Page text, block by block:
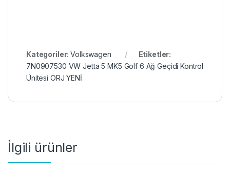
Kategoriler:Volkswagen
Etiketler:
7N0907530 VW Jetta 5 MK5 Golf 6 Ağ Geçidi Kontrol
Ünitesi ORJ YENİ
İlgili ürünler